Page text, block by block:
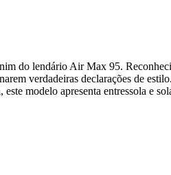
do lendário Air Max 95.
verdadeiras declarações de
modelo apresenta entressola e